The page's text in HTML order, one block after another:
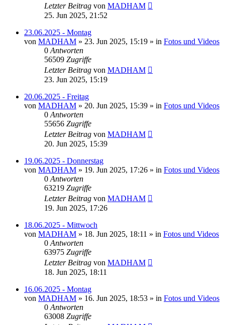
Letzter Beitrag von MADHAM
25. Jun 2025, 21:52
23.06.2025 - Montag
von MADHAM » 23. Jun 2025, 15:19 » in Fotos und Videos
0 Antworten
56509 Zugriffe
Letzter Beitrag von MADHAM
23. Jun 2025, 15:19
20.06.2025 - Freitag
von MADHAM » 20. Jun 2025, 15:39 » in Fotos und Videos
0 Antworten
55656 Zugriffe
Letzter Beitrag von MADHAM
20. Jun 2025, 15:39
19.06.2025 - Donnerstag
von MADHAM » 19. Jun 2025, 17:26 » in Fotos und Videos
0 Antworten
63219 Zugriffe
Letzter Beitrag von MADHAM
19. Jun 2025, 17:26
18.06.2025 - Mittwoch
von MADHAM » 18. Jun 2025, 18:11 » in Fotos und Videos
0 Antworten
63975 Zugriffe
Letzter Beitrag von MADHAM
18. Jun 2025, 18:11
16.06.2025 - Montag
von MADHAM » 16. Jun 2025, 18:53 » in Fotos und Videos
0 Antworten
63008 Zugriffe